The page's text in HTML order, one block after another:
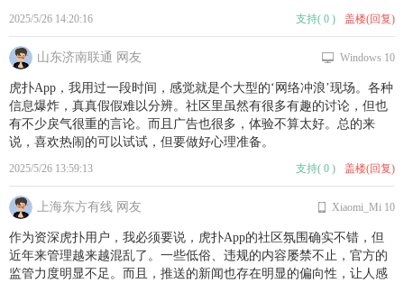
2025/5/26 14:20:16 支持( 0 ) 盖楼(回复)
山东济南联通 网友
2025/5/26 13:59:13
虎扑App，我用过一段时间，感觉就是个大型的‘网络冲浪’现场。各种
信息爆炸，真真假假难以分辨。社区里虽然有很多有趣的讨论，但也
有不少戾气很重的言论。而且广告也很多，体验不算太好。总的来
说，喜欢热闹的可以试试，但要做好心理准备。
Windows 10
支持( 0 ) 盖楼(回复)
上海东方有线 网友
作为资深虎扑用户，我必须要说，虎扑App的社区氛围确实不错，但
近年来管理越来越混乱了。一些低俗、违规的内容屡禁不止，官方的
监管力度明显不足。而且，推送的新闻也存在明显的偏向性，让人感
Xiaomi_Mi 10